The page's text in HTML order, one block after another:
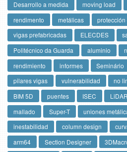
Desarrollo a medida moving load
rendimento
metálicas
vigas prefabricadas
ELECDES
Politécnico da Guarda
aluminio
rendimiento
informes Seminário
pilares vigas
vulnerabilidad
no
BIM 5D
puentes ISEC LiDAR
mallado
Super-T uniones
inestabilidad
column design
arm64
Section Designer